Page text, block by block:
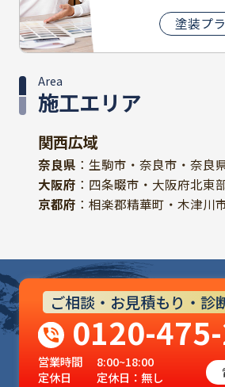
塗装プ
施工エリア
Area
関西広域
奈良県 ：生駒市・奈良市・奈良
大阪府 ：四条畷市・大阪府北東
京都府 ：相楽郡精華町・木津川
ご相談・お見積もり・診
0120-
営業時間
8:00~18:00
定休日
定休日：無し